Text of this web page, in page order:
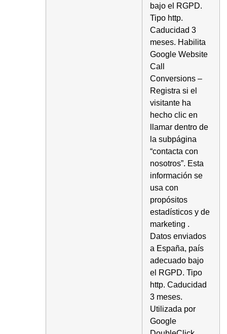
bajo el RGPD.
Tipo http.
Caducidad 3
meses. Habilita
Google Website
Call
Conversions –
Registra si el
visitante ha
hecho clic en
llamar dentro de
la subpágina
“contacta con
nosotros”. Esta
información se
usa con
propósitos
estadísticos y de
marketing .
Datos enviados
a España, país
adecuado bajo
el RGPD. Tipo
http. Caducidad
3 meses.
Utilizada por
Google